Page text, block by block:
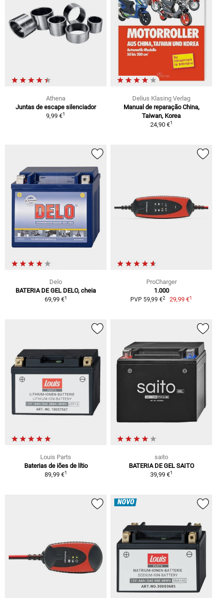
Athena
Juntas de escape silenciador
9,99 €1
Delius Klasing Verlag
Manual de reparação China,
Taiwan, Korea
24,90 €1
Delo
BATERIA DE GEL DELO, cheia
69,99 €1
ProCharger
1.000
PVP 59,99 €2 29,99 €1
Louis Parts
Baterias de iões de lítio
89,99 €1
saito
BATERIA DE GEL SAITO
39,99 €1
NOVO